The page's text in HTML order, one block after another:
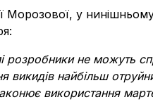
Морозової, у
розробники не можуть
викидів найбільш
використання